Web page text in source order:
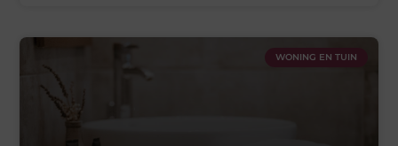
WONING EN TUIN